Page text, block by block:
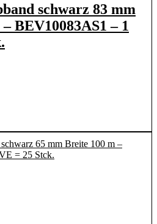
schwarz 83 mm
BEV10083AS1 – 1